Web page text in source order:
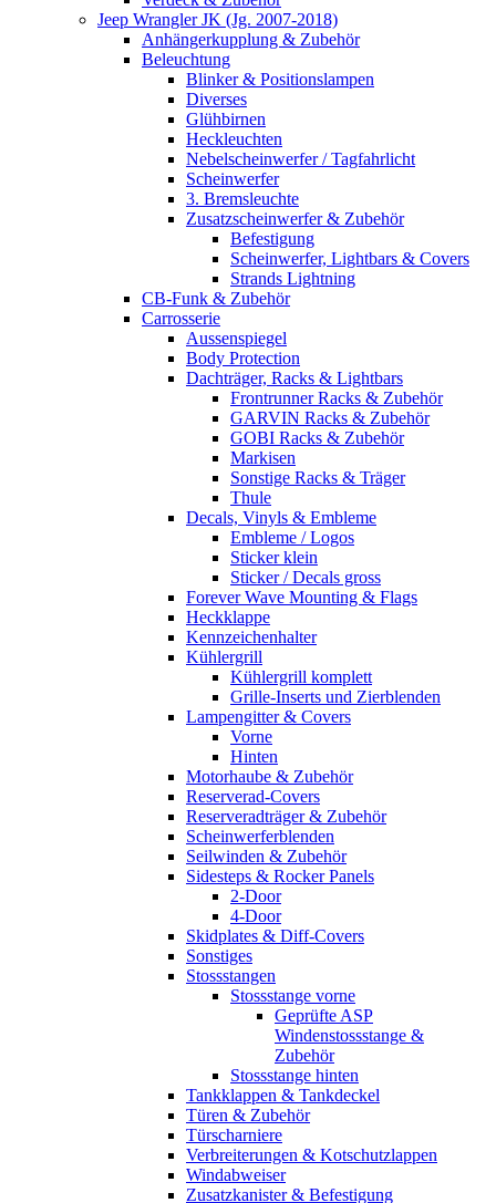
Jeep Wrangler JK (Jg. 2007-2018)
Anhängerkupplung & Zubehör
Beleuchtung
Blinker & Positionslampen
Diverses
Glühbirnen
Heckleuchten
Nebelscheinwerfer / Tagfahrlicht
Scheinwerfer
3. Bremsleuchte
Zusatzscheinwerfer & Zubehör
Befestigung
Scheinwerfer, Lightbars & Covers
Strands Lightning
CB-Funk & Zubehör
Carrosserie
Aussenspiegel
Body Protection
Dachträger, Racks & Lightbars
Frontrunner Racks & Zubehör
GARVIN Racks & Zubehör
GOBI Racks & Zubehör
Markisen
Sonstige Racks & Träger
Thule
Decals, Vinyls & Embleme
Embleme / Logos
Sticker klein
Sticker / Decals gross
Forever Wave Mounting & Flags
Heckklappe
Kennzeichenhalter
Kühlergrill
Kühlergrill komplett
Grille-Inserts und Zierblenden
Lampengitter & Covers
Vorne
Hinten
Motorhaube & Zubehör
Reserverad-Covers
Reserveradträger & Zubehör
Scheinwerferblenden
Seilwinden & Zubehör
Sidesteps & Rocker Panels
2-Door
4-Door
Skidplates & Diff-Covers
Sonstiges
Stossstangen
Stossstange vorne
Geprüfte ASP
Windenstossstange &
Zubehör
Stossstange hinten
Tankklappen & Tankdeckel
Türen & Zubehör
Türscharniere
Verbreiterungen & Kotschutzlappen
Windabweiser
Zusatzkanister & Befestigung